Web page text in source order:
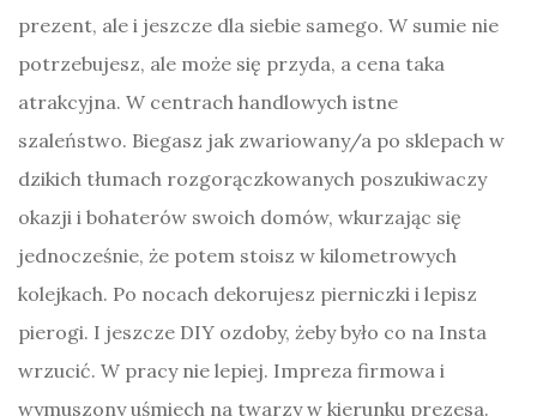
prezent, ale i jeszcze dla siebie samego. W sumie nie
potrzebujesz, ale może się przyda, a cena taka
atrakcyjna. W centrach handlowych istne
szaleństwo. Biegasz jak zwariowany/a po sklepach w
dzikich tłumach rozgorączkowanych poszukiwaczy
okazji i bohaterów swoich domów, wkurzając się
jednocześnie, że potem stoisz w kilometrowych
kolejkach. Po nocach dekorujesz pierniczki i lepisz
pierogi. I jeszcze DIY ozdoby, żeby było co na Insta
wrzucić. W pracy nie lepiej. Impreza firmowa i
wymuszony uśmiech na twarzy w kierunku prezesa.